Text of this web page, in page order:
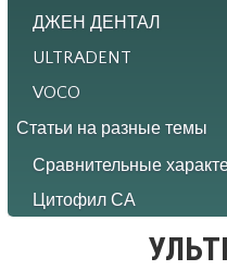
ДЖЕН ДЕНТАЛ
ULTRADENT
VOCO
Статьи на разные темы
Сравнительные
Цитофил СА